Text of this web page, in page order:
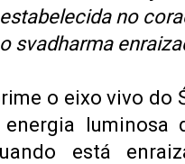
no
o svadharma
o eixo vivo do
está